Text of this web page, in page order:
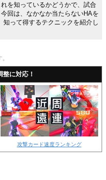
を知っているかどうかで、試合
回は、なかなか当たらないHAを
って得するテクニックを紹介し
に対応！
攻撃カード速度ランキング